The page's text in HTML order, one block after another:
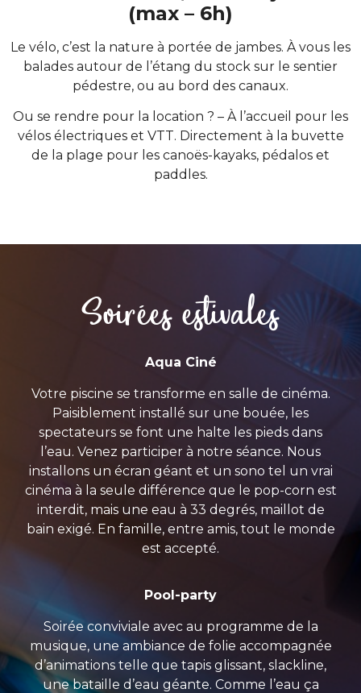
(max – 6h)
Le vélo, c’est la nature à portée de jambes. À vous les
balades autour de l’étang du stock sur le sentier
pédestre, ou au bord des canaux.
Ou se rendre pour la location ? – À l’accueil pour les
vélos électriques et VTT. Directement à la buvette
de la plage pour les canoës-kayaks, pédalos et
paddles.
Soirées estivales
Aqua Ciné
Votre piscine se transforme en salle de cinéma.
Paisiblement installé sur une bouée, les
spectateurs se font une halte les pieds dans
l’eau. Venez participer à notre séance. Nous
installons un écran géant et un sono tel un vrai
cinéma à la seule différence que le pop-corn est
interdit, mais une eau à 33 degrés, maillot de
bain exigé. En famille, entre amis, tout le monde
est accepté.
Pool-party
Soirée conviviale avec au programme de la
musique, une ambiance de folie accompagnée
d’animations telle que tapis glissant, slackline,
une bataille d’eau géante. Comme l’eau ça